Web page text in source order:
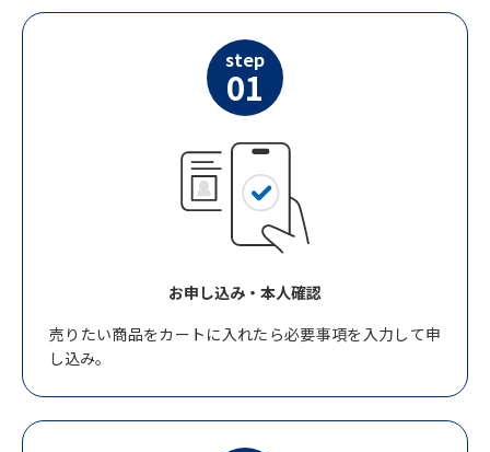
step
01
お申し込み・本人確認
売りたい商品をカートに入れたら必要事項を入力して申
し込み。